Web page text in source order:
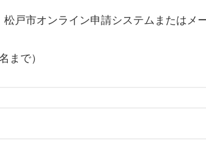
戸市オンライン申請システムまたはメ
まで）